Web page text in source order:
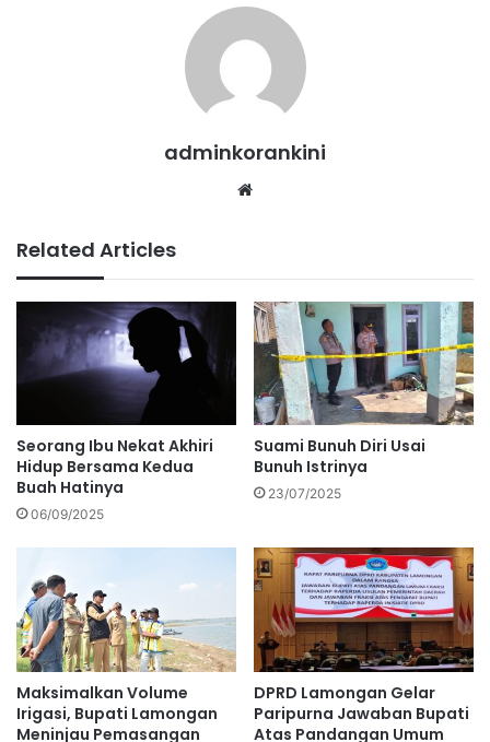
adminkorankini
Related Articles
Seorang Ibu Nekat Akhiri
Hidup Bersama Kedua
Buah Hatinya
06/09/2025
Suami Bunuh Diri Usai
Bunuh Istrinya
23/07/2025
Maksimalkan Volume
Irigasi, Bupati Lamongan
Meninjau Pemasangan
DPRD Lamongan Gelar
Paripurna Jawaban Bupati
Atas Pandangan Umum